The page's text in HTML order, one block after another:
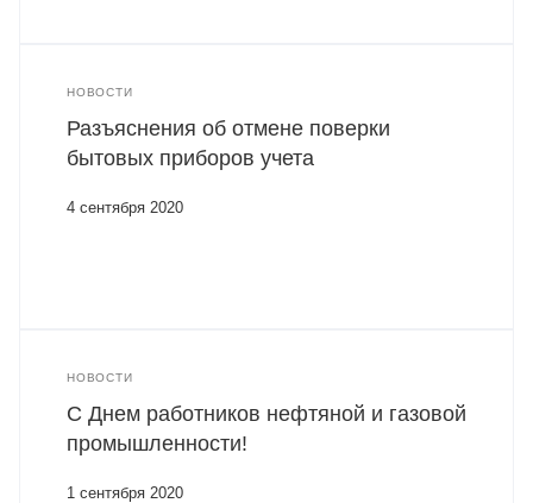
НОВОСТИ
Разъяснения об отмене поверки
бытовых приборов учета
4 сентября 2020
НОВОСТИ
С Днем работников нефтяной и газовой
промышленности!
1 сентября 2020